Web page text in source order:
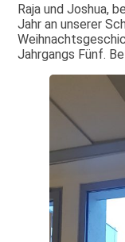
Raja und Joshua,
Jahr an unserer
Jahrgangs Fünf.